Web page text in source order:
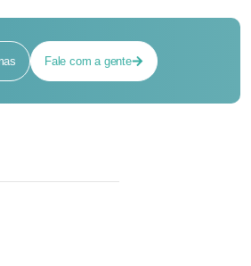
Fale com a gente